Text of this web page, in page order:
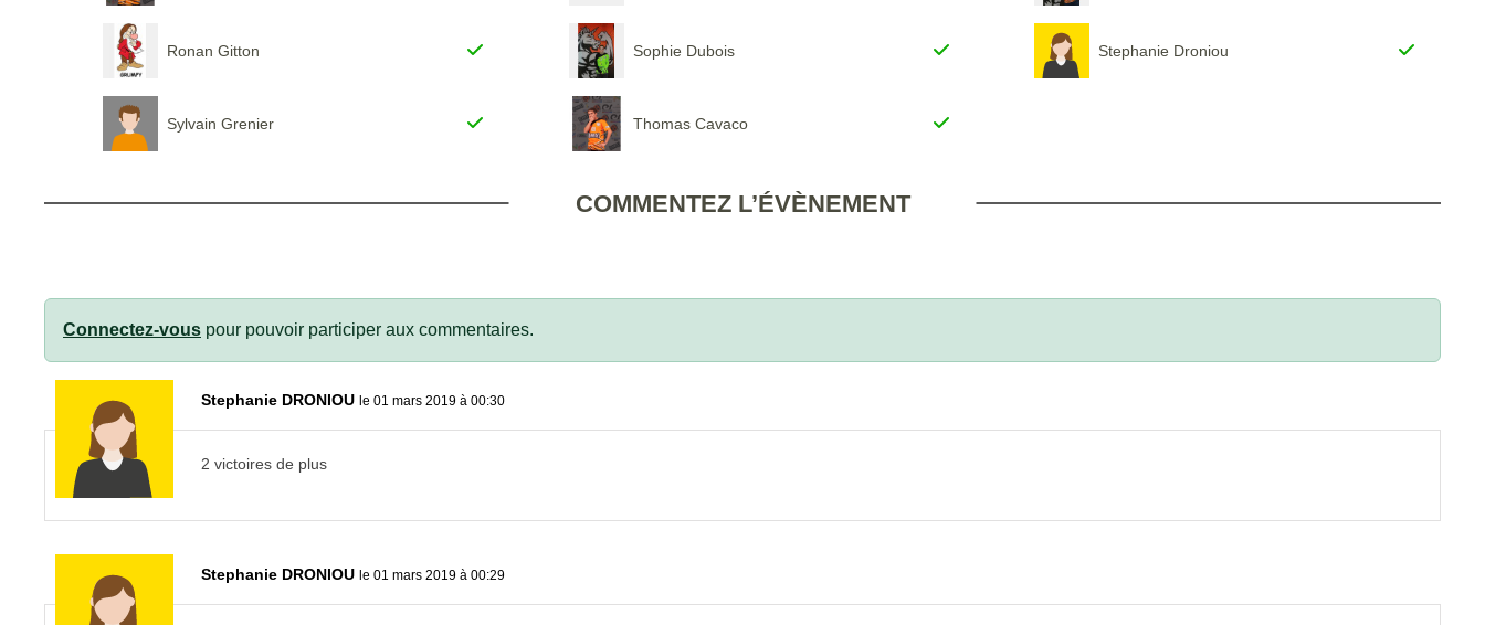
Ronan Gitton Sophie Dubois Stephanie Droniou
Sylvain Grenier Thomas Cavaco
COMMENTEZ L’ÉVÈNEMENT
Connectez-vous pour pouvoir participer aux commentaires.
Stephanie DRONIOU le 01 mars 2019 à 00:30
2 victoires de plus
Stephanie DRONIOU le 01 mars 2019 à 00:29